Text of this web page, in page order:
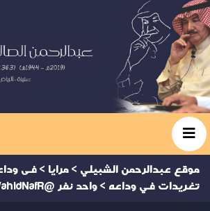
موقع عبدالرحمن الشبيلي > مرايا > فى
تغريدات في وداعه > واحد نفر @WahidNafR